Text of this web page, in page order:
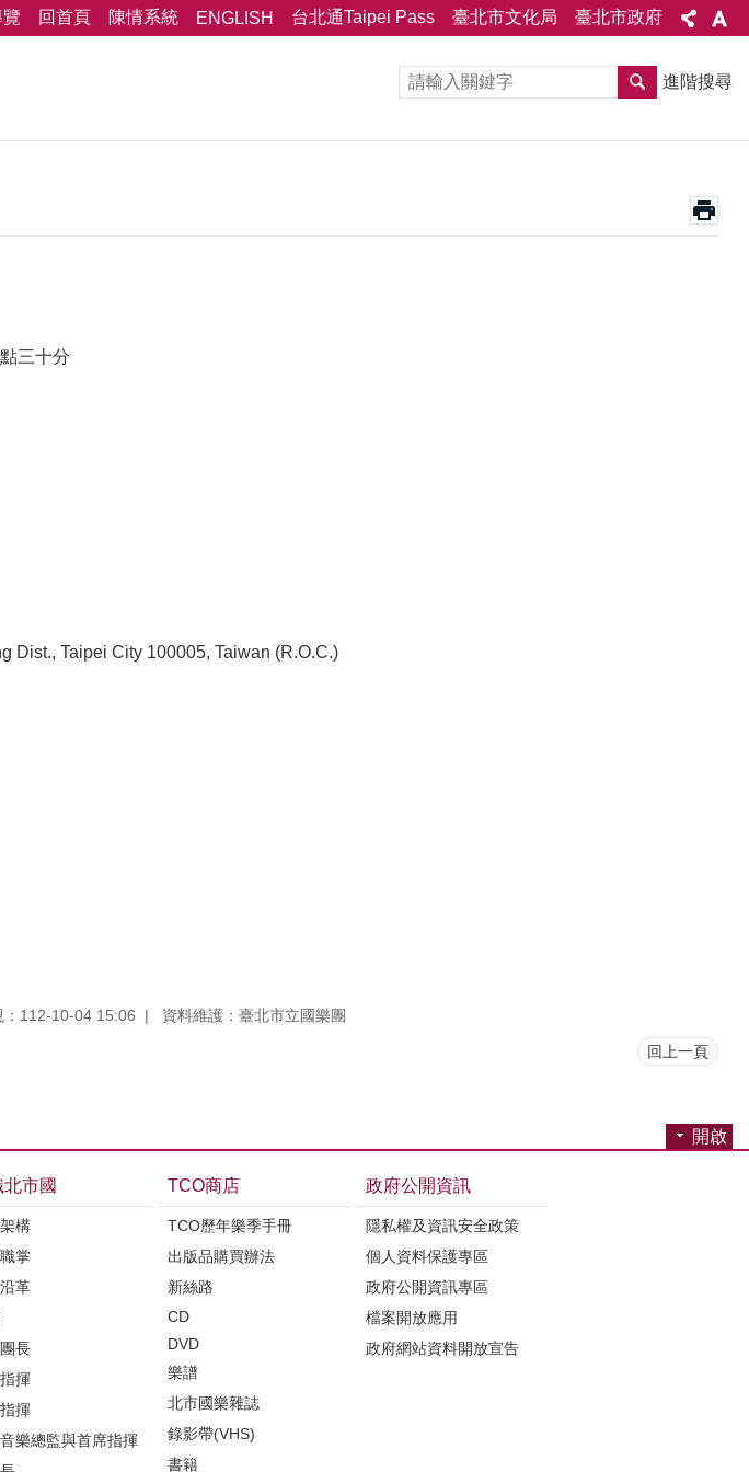
回首頁 陳情系統 ENGLISH 台北通Taipei Pass 臺北市文化局 臺北市政府
進階搜尋
三十分
Dist., Taipei City 100005, Taiwan (R.O.C.)
：112-10-04 15:06 資料維護：臺北市立國樂團
回上一頁
開啟
北市國
構
掌
革
長
揮
揮
樂總監與首席指揮
TCO商店
TCO歷年樂季手冊
出版品購買辦法
新絲路
CD
DVD
樂譜
北市國樂雜誌
錄影帶(VHS)
書籍
政府公開資訊
隱私權及資訊安全政策
個人資料保護專區
政府公開資訊專區
檔案開放應用
政府網站資料開放宣告